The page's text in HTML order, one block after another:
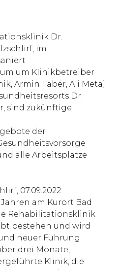
Dr.
im
um Klinikbetreiber
Armin Faber, Ali Metaj
Dr.
sind zukünftige
der
alle Arbeitsplätze
07.09.2022
am Kurort Bad
Rehabilitationsklinik
bestehen und wird
neuer Führung
drei Monate,
Klinik, die